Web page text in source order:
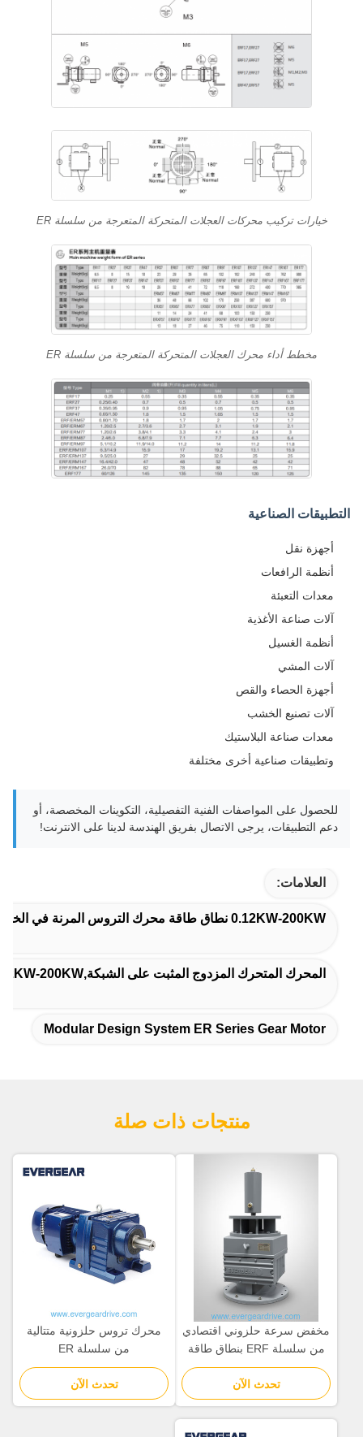
خيارات تركيب محركات العجلات المتحركة المتعرجة من سلسلة ER
مخطط أداء محرك العجلات المتحركة المتعرجة من سلسلة ER
التطبيقات الصناعية
أجهزة نقل
أنظمة الرافعات
معدات التعبئة
آلات صناعة الأغذية
أنظمة الغسيل
آلات المشي
أجهزة الحصاء والقص
آلات تصنيع الخشب
معدات صناعة البلاستيك
وتطبيقات صناعية أخرى مختلفة
للحصول على المواصفات الفنية التفصيلية، التكوينات المخصصة، أو
دعم التطبيقات، يرجى الاتصال بفريق الهندسة لدينا على الانترنت!
العلامات:
0.12KW-200KW نطاق طاقة محرك التروس المرنة في الخط,3.4 ∙ 285.61 محرك مروحي,نظام تصميم وحداتي محرك التروس ER Series
المحرك المتحرك المزدوج المثبت على الشبكة,0.12KW-200KW نطاق طاقة محرك التروس المرنة في الخط,3.4 ∙ 285.61 مقاس محرك العدادات ERF سلسلة
Modular Design System ER Series Gear Motor
منتجات ذات صلة
مخفض سرعة حلزوني اقتصادي
من سلسلة ERF بنطاق طاقة
من 0.12 كيلو واط إلى 200
285.61 لتطبيقات التركيب على
الشفة
تحدث الآن
محرك تروس حلزونية متتالية
من سلسلة ER
تحدث الآن